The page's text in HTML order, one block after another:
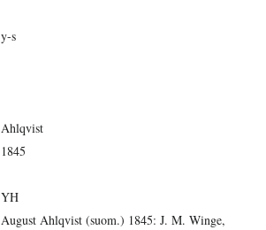
y-s
Ahlqvist
1845
YH
August Ahlqvist (suom.) 1845: J. M. Winge,